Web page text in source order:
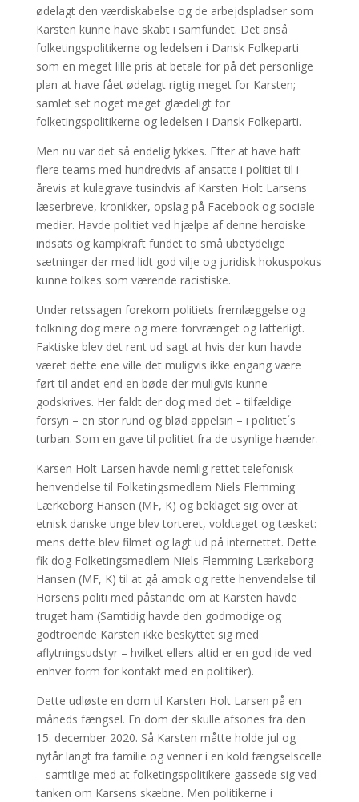
ødelagt den værdiskabelse og de arbejdspladser som
Karsten kunne have skabt i samfundet. Det anså
folketingspolitikerne og ledelsen i Dansk Folkeparti
som en meget lille pris at betale for på det personlige
plan at have fået ødelagt rigtig meget for Karsten;
samlet set noget meget glædeligt for
folketingspolitikerne og ledelsen i Dansk Folkeparti.
Men nu var det så endelig lykkes. Efter at have haft
flere teams med hundredvis af ansatte i politiet til i
årevis at kulegrave tusindvis af Karsten Holt Larsens
læserbreve, kronikker, opslag på Facebook og sociale
medier. Havde politiet ved hjælpe af denne heroiske
indsats og kampkraft fundet to små ubetydelige
sætninger der med lidt god vilje og juridisk hokuspokus
kunne tolkes som værende racistiske.
Under retssagen forekom politiets fremlæggelse og
tolkning dog mere og mere forvrænget og latterligt.
Faktiske blev det rent ud sagt at hvis der kun havde
været dette ene ville det muligvis ikke engang være
ført til andet end en bøde der muligvis kunne
godskrives. Her faldt der dog med det – tilfældige
forsyn – en stor rund og blød appelsin – i politiet´s
turban. Som en gave til politiet fra de usynlige hænder.
Karsen Holt Larsen havde nemlig rettet telefonisk
henvendelse til Folketingsmedlem Niels Flemming
Lærkeborg Hansen (MF, K) og beklaget sig over at
etnisk danske unge blev torteret, voldtaget og tæsket:
mens dette blev filmet og lagt ud på internettet. Dette
fik dog Folketingsmedlem Niels Flemming Lærkeborg
Hansen (MF, K) til at gå amok og rette henvendelse til
Horsens politi med påstande om at Karsten havde
truget ham (Samtidig havde den godmodige og
godtroende Karsten ikke beskyttet sig med
aflytningsudstyr – hvilket ellers altid er en god ide ved
enhver form for kontakt med en politiker).
Dette udløste en dom til Karsten Holt Larsen på en
måneds fængsel. En dom der skulle afsones fra den
15. december 2020. Så Karsten måtte holde jul og
nytår langt fra familie og venner i en kold fængselscelle
– samtlige med at folketingspolitikere gassede sig ved
tanken om Karsens skæbne. Men politikerne i